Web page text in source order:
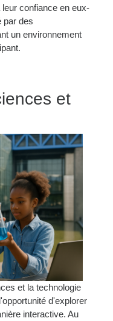
confiance en eux-
par des
un environnement
et
et la technologie
d'explorer
interactive. Au